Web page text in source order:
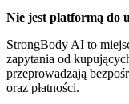
Nie jest platformą do
StrongBody AI to
zapytania od
przeprowadzają
oraz płatności.